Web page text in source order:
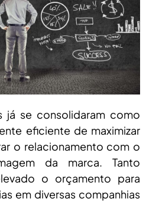
já se consolidaram como
eficiente de maximizar
o relacionamento com o
da marca. Tanto
o orçamento para
em diversas companhias